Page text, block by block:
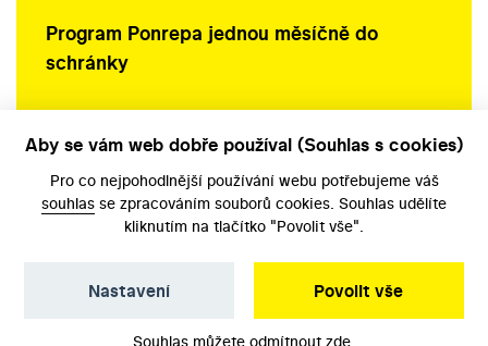
Program Ponrepa jednou měsíčně do
schránky
Aby se vám web dobře používal (Souhlas s cookies)
Pro co nejpohodlnější používání webu potřebujeme váš
souhlas se zpracováním souborů cookies. Souhlas udělíte
kliknutím na tlačítko "Povolit vše".
Povolit vše
Nastavení
Souhlas můžete odmítnout zde